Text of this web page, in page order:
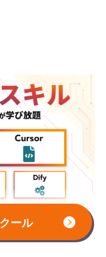
ール